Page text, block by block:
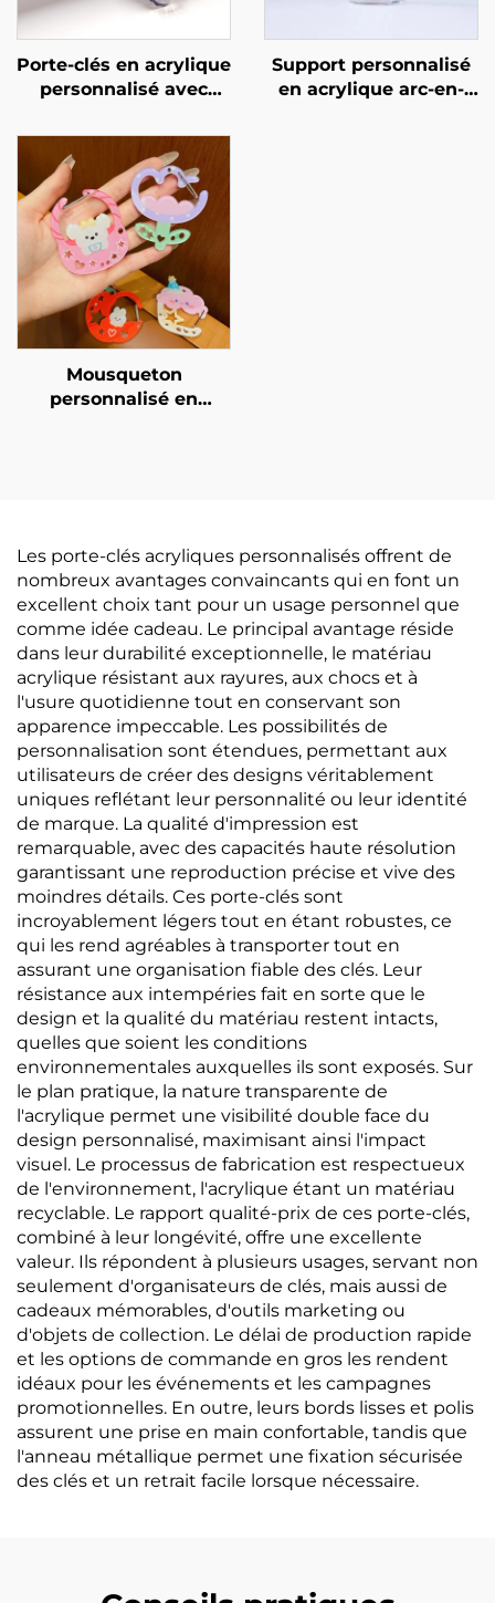
Porte-clés en acrylique
personnalisé avec
Support personnalisé
en acrylique arc-en-
Mousqueton
personnalisé en
Les porte-clés acryliques personnalisés offrent de
nombreux avantages convaincants qui en font un
excellent choix tant pour un usage personnel que
comme idée cadeau. Le principal avantage réside
dans leur durabilité exceptionnelle, le matériau
acrylique résistant aux rayures, aux chocs et à
l'usure quotidienne tout en conservant son
apparence impeccable. Les possibilités de
personnalisation sont étendues, permettant aux
utilisateurs de créer des designs véritablement
uniques reflétant leur personnalité ou leur identité
de marque. La qualité d'impression est
remarquable, avec des capacités haute résolution
garantissant une reproduction précise et vive des
moindres détails. Ces porte-clés sont
incroyablement légers tout en étant robustes, ce
qui les rend agréables à transporter tout en
assurant une organisation fiable des clés. Leur
résistance aux intempéries fait en sorte que le
design et la qualité du matériau restent intacts,
quelles que soient les conditions
environnementales auxquelles ils sont exposés. Sur
le plan pratique, la nature transparente de
l'acrylique permet une visibilité double face du
design personnalisé, maximisant ainsi l'impact
visuel. Le processus de fabrication est respectueux
de l'environnement, l'acrylique étant un matériau
recyclable. Le rapport qualité-prix de ces porte-clés,
combiné à leur longévité, offre une excellente
valeur. Ils répondent à plusieurs usages, servant non
seulement d'organisateurs de clés, mais aussi de
cadeaux mémorables, d'outils marketing ou
d'objets de collection. Le délai de production rapide
et les options de commande en gros les rendent
idéaux pour les événements et les campagnes
promotionnelles. En outre, leurs bords lisses et polis
assurent une prise en main confortable, tandis que
l'anneau métallique permet une fixation sécurisée
des clés et un retrait facile lorsque nécessaire.